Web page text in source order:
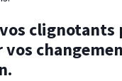
clignotants